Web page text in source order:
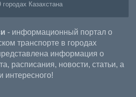
городах Казахстана
- информационный портал о
транспорте в городах
информация о
расписания, новости, статьи, а
интересного!